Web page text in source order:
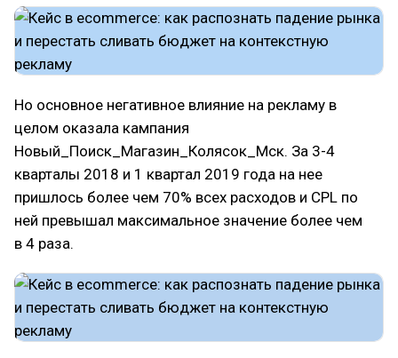
Но основное негативное влияние на рекламу в
целом оказала кампания
Новый_Поиск_Магазин_Колясок_Мск. За 3-4
кварталы 2018 и 1 квартал 2019 года на нее
пришлось более чем 70% всех расходов и CPL по
ней превышал максимальное значение более чем
в 4 раза.